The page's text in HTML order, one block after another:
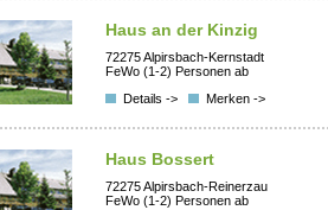
Haus an der Kinzig
72275 Alpirsbach-Kernstadt
FeWo (1-2) Personen ab
Details ->
Merken ->
Haus Bossert
72275 Alpirsbach-Reinerzau
FeWo (1-2) Personen ab